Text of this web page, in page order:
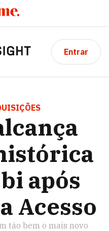
Entrar
DA ACESSO
após
Acesso
tão bem o mais novo